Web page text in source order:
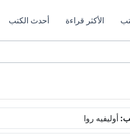
الأكثر قراءة أحدث الكتب
أوليفيه روا